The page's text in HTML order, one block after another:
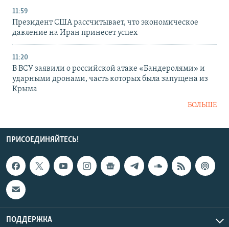
11:59
Президент США рассчитывает, что экономическое
давление на Иран принесет успех
11:20
В ВСУ заявили о российской атаке «Бандеролями» и
ударными дронами, часть которых была запущена из
Крыма
БОЛЬШЕ
ПРИСОЕДИНЯЙТЕСЬ!
ПОДДЕРЖКА